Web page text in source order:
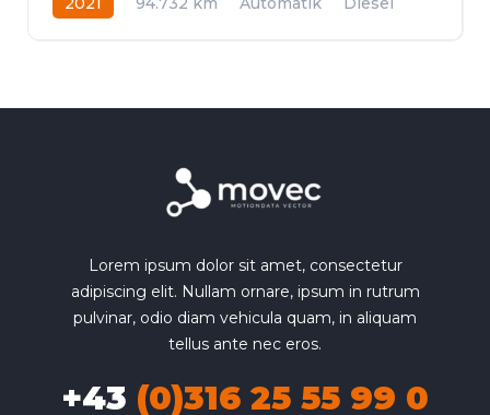
Lorem ipsum dolor sit amet, consectetur
adipiscing elit. Nullam ornare, ipsum in rutrum
pulvinar, odio diam vehicula quam, in aliquam
tellus ante nec eros.
+43 (0)316 25 55 99 0